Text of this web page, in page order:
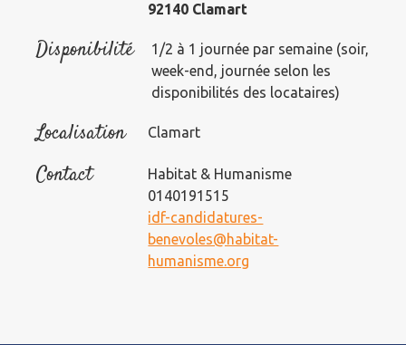
92140 Clamart
Disponibilité
1/2 à 1 journée par semaine (soir,
week-end, journée selon les
disponibilités des locataires)
Localisation Clamart
Contact
Habitat & Humanisme
0140191515
idf-candidatures-
benevoles@habitat-
humanisme.org